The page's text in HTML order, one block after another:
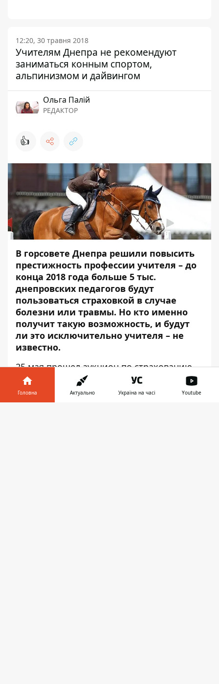
12:20, 30 травня 2018
Учителям Днепра не рекомендуют
заниматься конным спортом,
альпинизмом и дайвингом
Ольга Палій
РЕДАКТОР
👍
В горсовете Днепра решили повысить
престижность профессии учителя – до
конца 2018 года больше 5 тыс.
днепровских педагогов будут
пользоваться страховкой в случае
болезни или травмы. Но кто именно
получит такую возможность, и будут
ли это исключительно учителя – не
известно.
25 мая прошелаукцион по страхованию
5349 учителей
школ Днепра. В конкурсе
приняли участие две компании: частное
акционерное общество «
Головна Актуально Україна на часі Youtube